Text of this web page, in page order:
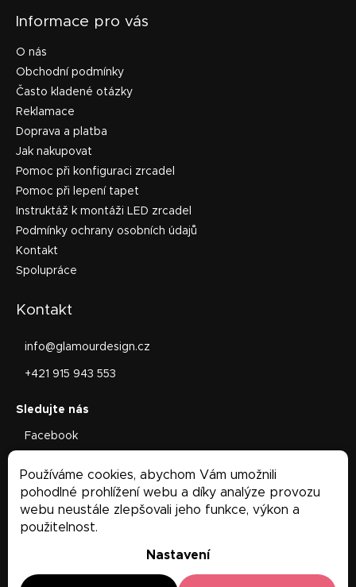
Používáme cookies, abychom Vám umožnili
pohodlné prohlížení webu a díky analýze provozu
webu neustále zlepšovali jeho funkce, výkon a
použitelnost.
Nastavení
Informace pro vás
O nás
Obchodní podmínky
Často kladené otázky
Reklamace
Doprava a platba
Jak nakupovat
Pomoc při konfiguraci zrcadel
Pomoc při lepení tapet
Instruktáž k montáži LED zrcadel
Podmínky ochrany osobních údajů
Kontakt
Spolupráce
Kontakt
info@glamourdesign.cz
+421 915 943 553
Facebook
Facebook